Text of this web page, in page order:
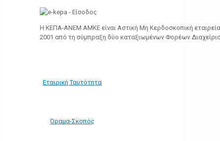
Η ΚΕΠΑ-ΑΝΕΜ ΑΜΚΕ είναι Αστική Μη Κερδοσκοπική
2001 από τη σύμπραξη δύο καταξιωμένων Φορέων
Εταιρική Ταυτότητα
Όραμα-Σκοπός